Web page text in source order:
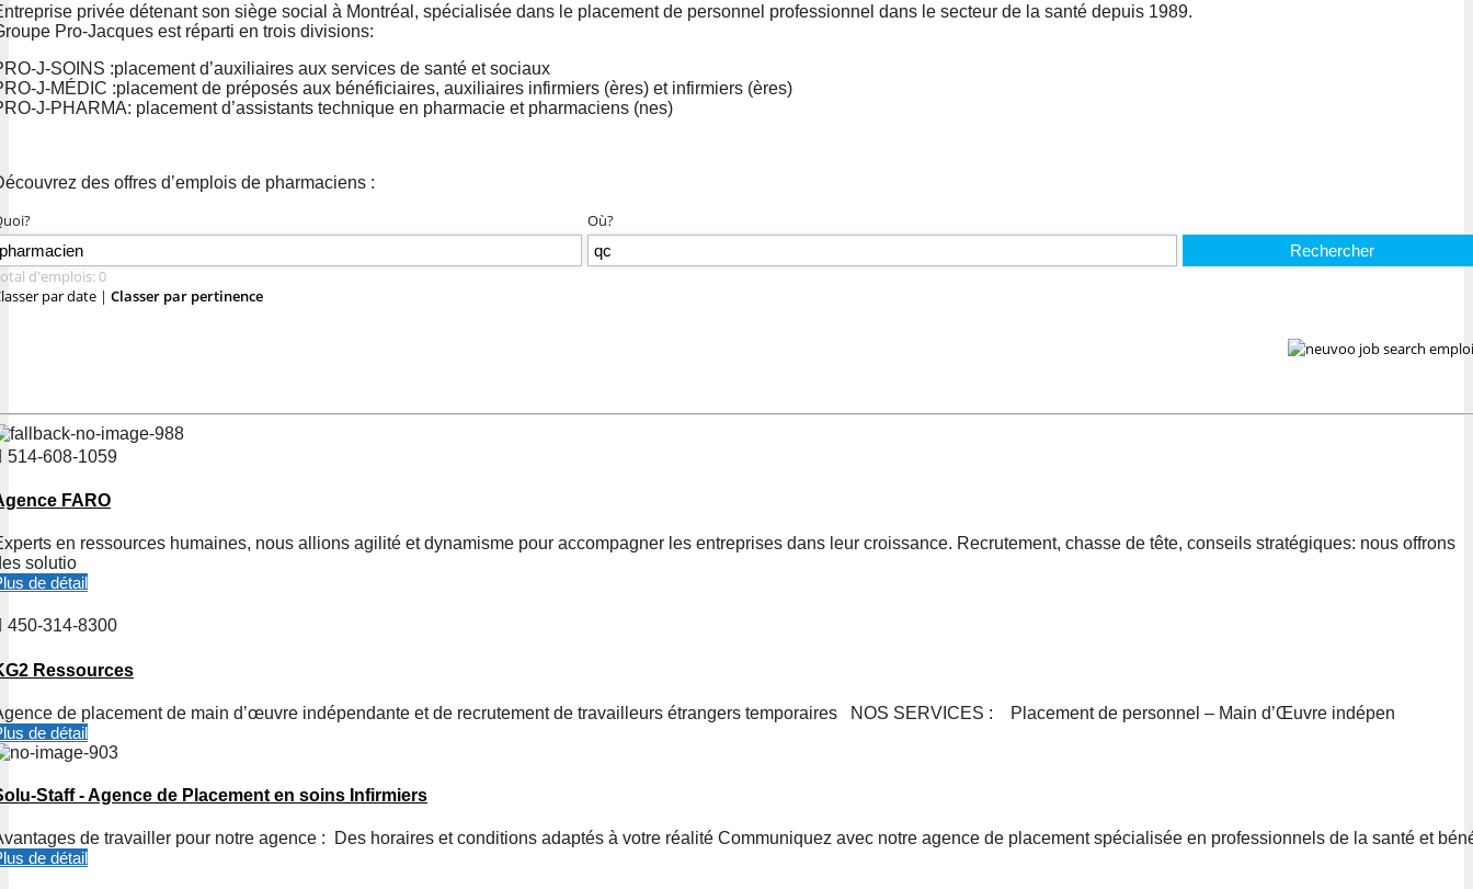
privée détenant son siège social à Montréal, spécialisée dans le placement de personnel professionnel dans le secteur de la santé depuis 1989.
Pro-Jacques est réparti en trois divisions:
J-SOINS :placement d’auxiliaires aux services de santé et sociaux
J-MÉDIC :placement de préposés aux bénéficiaires, auxiliaires infirmiers (ères) et infirmiers (ères)
J-PHARMA: placement d’assistants technique en pharmacie et pharmaciens (nes)
des offres d’emplois de pharmaciens :
Où?
d'emplois: 0
par date | Classer par pertinence
514-608-1059
FARO
en ressources humaines, nous allions agilité et dynamisme pour accompagner les entreprises dans leur croissance. Recrutement, chasse de tête, conseils stratégiques: nous offrons
solutio
de détail
450-314-8300
Ressources
de placement de main d’œuvre indépendante et de recrutement de travailleurs étrangers temporaires NOS SERVICES : Placement de personnel – Main d’Œuvre indépen
de détail
Staff - Agence de Placement en soins Infirmiers
de travailler pour notre agence : Des horaires et conditions adaptés à votre réalité Communiquez avec notre agence de placement spécialisée en professionnels de la santé et
de détail